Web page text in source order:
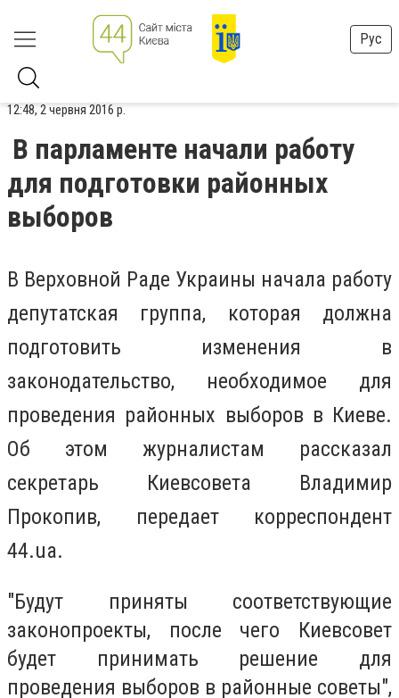
Рус
12:48, 2 червня 2016 р.
В парламенте начали работу
для подготовки районных
выборов
В Верховной Раде Украины начала работу
депутатская группа, которая должна
подготовить изменения в
законодательство, необходимое для
проведения районных выборов в Киеве.
Об этом журналистам рассказал
секретарь Киевсовета Владимир
Прокопив, передает корреспондент
44.ua.
"Будут приняты соответствующие
законопроекты, после чего Киевсовет
будет принимать решение для
проведения выборов в районные советы",